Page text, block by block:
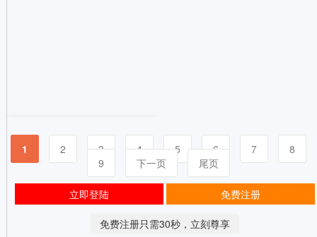
1 2 3 4 5 6 7
8
9
下一页 尾页
立即登陆 免费注册
免费注册只需30秒，立刻尊享